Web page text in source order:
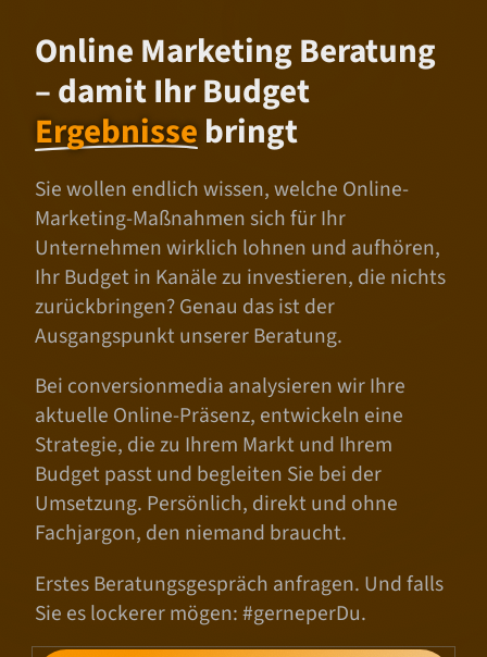
Online Marketing Beratung
– damit Ihr Budget
Ergebnisse bringt
Sie wollen endlich wissen, welche Online-
Marketing-Maßnahmen sich für Ihr
Unternehmen wirklich lohnen und aufhören,
Ihr Budget in Kanäle zu investieren, die nichts
zurückbringen? Genau das ist der
Ausgangspunkt unserer Beratung.
Bei conversionmedia analysieren wir Ihre
aktuelle Online-Präsenz, entwickeln eine
Strategie, die zu Ihrem Markt und Ihrem
Budget passt und begleiten Sie bei der
Umsetzung. Persönlich, direkt und ohne
Fachjargon, den niemand braucht.
Erstes Beratungsgespräch anfragen. Und falls
Sie es lockerer mögen: #gerneperDu.